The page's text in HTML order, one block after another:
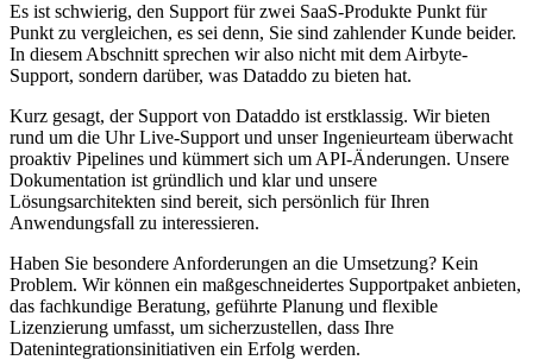
Es ist schwierig, den Support für zwei SaaS-Produkte Punkt für
Punkt zu vergleichen, es sei denn, Sie sind zahlender Kunde beider.
In diesem Abschnitt sprechen wir also nicht mit dem Airbyte-
Support, sondern darüber, was Dataddo zu bieten hat.
Kurz gesagt, der Support von Dataddo ist erstklassig. Wir bieten
rund um die Uhr Live-Support und unser Ingenieurteam überwacht
proaktiv Pipelines und kümmert sich um API-Änderungen. Unsere
Dokumentation ist gründlich und klar und unsere
Lösungsarchitekten sind bereit, sich persönlich für Ihren
Anwendungsfall zu interessieren.
Haben Sie besondere Anforderungen an die Umsetzung? Kein
Problem. Wir können ein maßgeschneidertes Supportpaket anbieten,
das fachkundige Beratung, geführte Planung und flexible
Lizenzierung umfasst, um sicherzustellen, dass Ihre
Datenintegrationsinitiativen ein Erfolg werden.